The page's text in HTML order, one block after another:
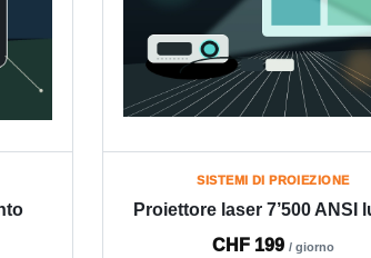
SISTEMI DI PROIEZIONE
Proiettore laser 7’500 ANSI
CHF 199 / giorno